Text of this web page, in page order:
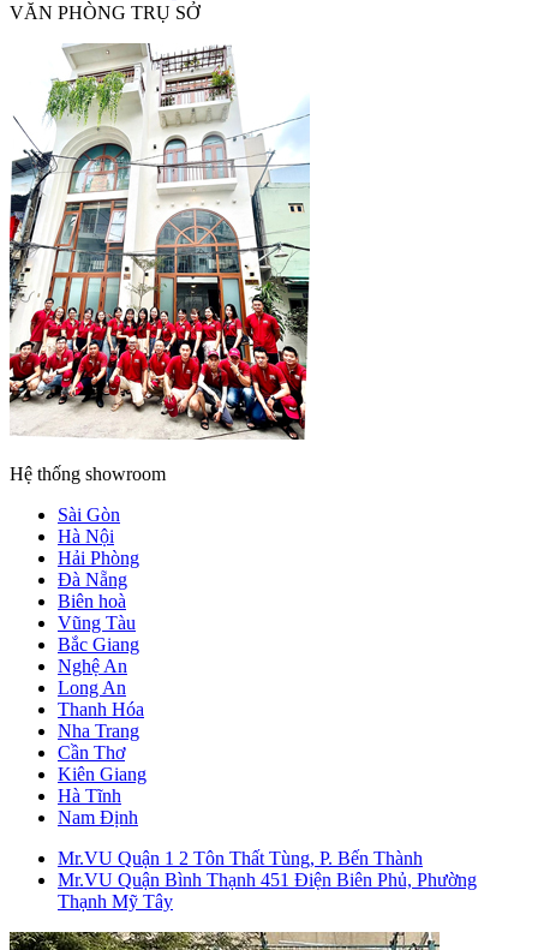
Quạt đèn cho chung cư
VĂN PHÒNG TRỤ SỞ
Hệ thống showroom
Sài Gòn
Hà Nội
Hải Phòng
Đà Nẵng
Biên hoà
Vũng Tàu
Bắc Giang
Nghệ An
Long An
Thanh Hóa
Nha Trang
Cần Thơ
Kiên Giang
Hà Tĩnh
Nam Định
Mr.VU Quận 1 2 Tôn Thất Tùng, P. Bến Thành
Mr.VU Quận Bình Thạnh 451 Điện Biên Phủ, Phường
Thạnh Mỹ Tây